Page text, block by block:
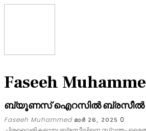
Faseeh
ബ്യൂണസ് ഐറസിൽ ബ്രസീൽ
Faseeh Muhammed മാര്‍ 26, 2025 0